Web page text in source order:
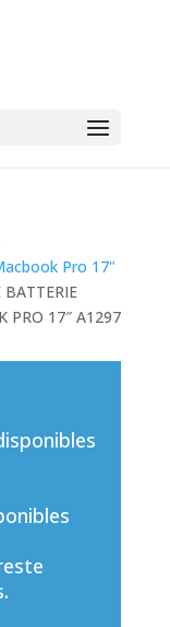
Pro 17"
BATTERIE
PRO 17″ A1297